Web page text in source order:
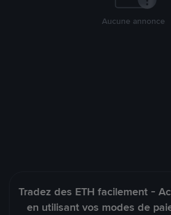
Aucune annonce
Tradez des ETH facilement -
en utilisant vos modes de